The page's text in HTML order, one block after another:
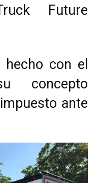
Future
con el
concepto
ante